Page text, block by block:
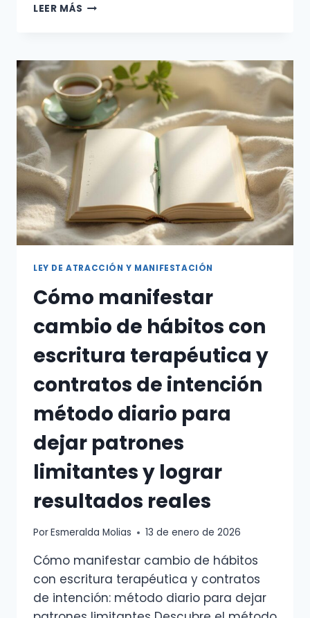
LEER MÁS TRANSFORMA
TÉCNICAS
DE
MANIFESTACIÓN
BASADAS
EN
NEUROCIENCIA
PARA
REPROGRAMAR
HÁBITOS
ATRAER
RESULTADOS
RÁPIDOS
LEY DE ATRACCIÓN Y MANIFESTACIÓN
Cómo manifestar
cambio de hábitos con
escritura terapéutica y
contratos de intención
método diario para
dejar patrones
limitantes y lograr
resultados reales
PorEsmeralda Molias 13 de enero de 2026
Cómo manifestar cambio de hábitos
con escritura terapéutica y contratos
de intención: método diario para dejar